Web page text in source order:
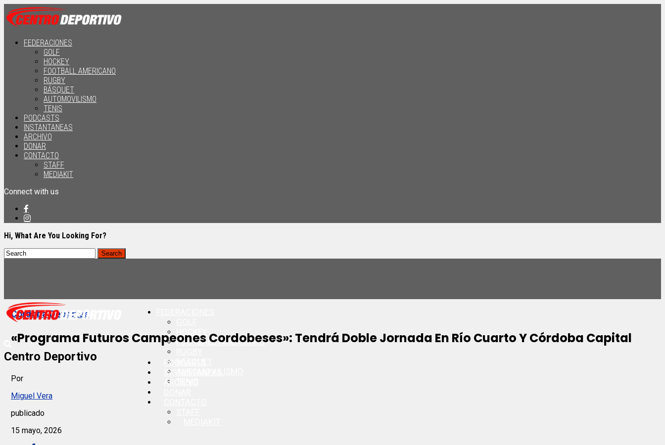
FEDERACIONES
GOLF
HOCKEY
FOOTBALL AMERICANO
RUGBY
BÁSQUET
AUTOMOVILISMO
TENIS
PODCASTS
INSTANTANEAS
ARCHIVO
DONAR
CONTACTO
STAFF
MEDIAKIT
Connect with us
Hi, What Are You Looking For?
Centro Deportivo
FOOTBALL AMERICANO
PODCASTS
INSTANTANEAS
ARCHIVO
Cordoba Deportes
«Programa Futuros Campeones Cordobeses»: Tendrá Doble Jornada En Río Cuarto Y Córdoba Capital
Por
Miguel Vera
publicado
15 mayo, 2026